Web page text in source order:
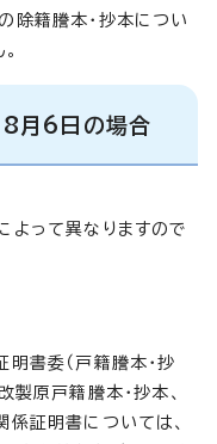
除籍謄本・抄本につい
8月6日の場合
よって異なりますので
書委（戸籍謄本・抄
製原戸籍謄本・抄本、
係証明書については、